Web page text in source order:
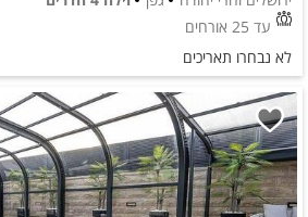
עד 25 אורחים
לא נבחרו תאריכים